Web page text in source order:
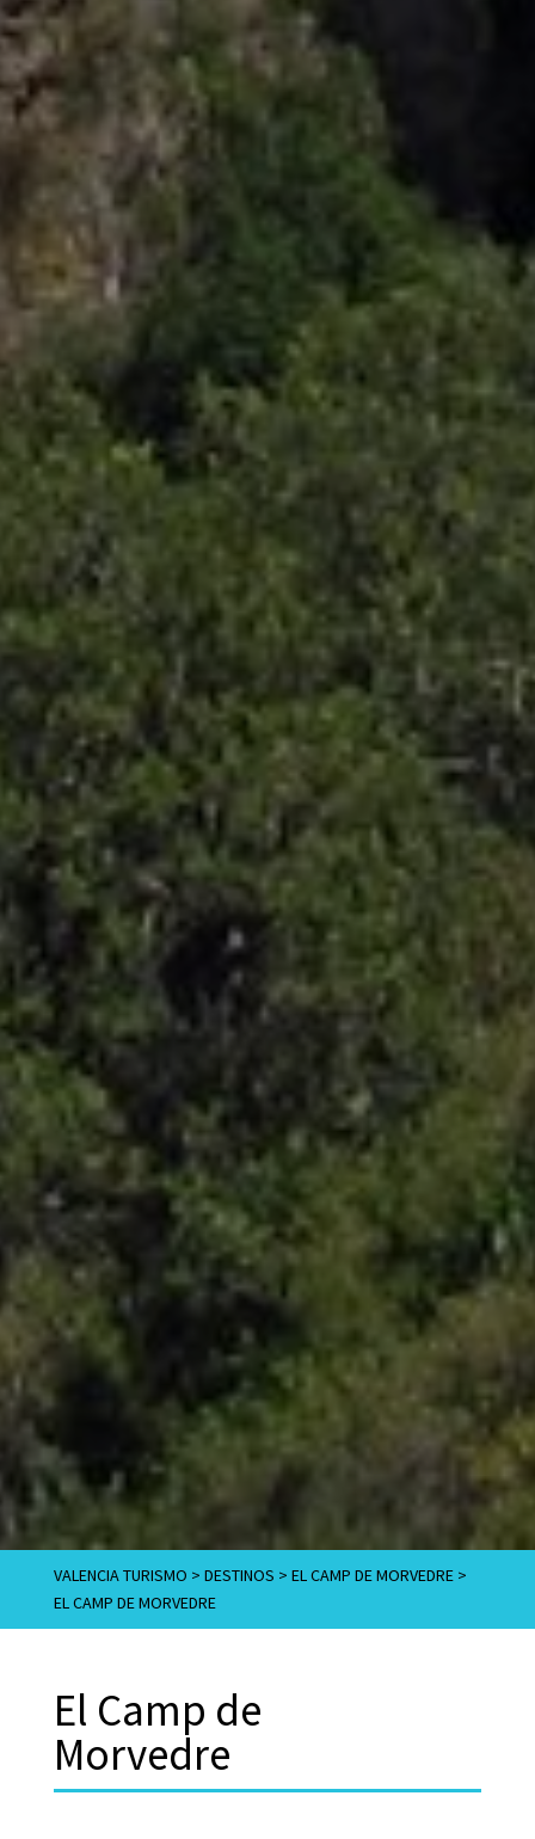
VALENCIA TURISMO > DESTINOS > EL CAMP DE MORVEDRE>
EL CAMP DE MORVEDRE
El Camp de
Morvedre